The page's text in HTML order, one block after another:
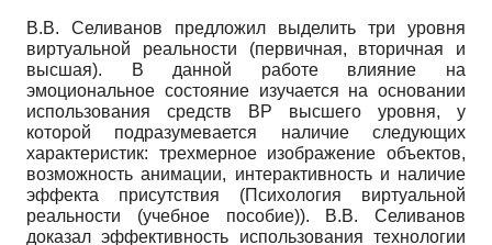
В.В. Селиванов предложил выделить три уровня
виртуальной реальности (первичная, вторичная и
высшая). В данной работе влияние на
эмоциональное состояние изучается на основании
использования средств ВР высшего уровня, у
которой подразумевается наличие следующих
характеристик: трехмерное изображение объектов,
возможность анимации, интерактивность и наличие
эффекта присутствия (Психология виртуальной
реальности (учебное пособие)). В.В. Селиванов
доказал эффективность использования технологии